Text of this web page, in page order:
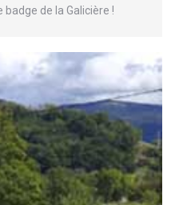
de la Galicière !